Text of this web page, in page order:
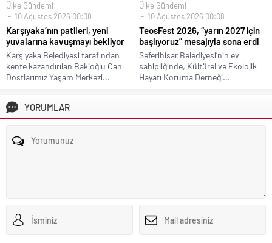
Ülke Gündemi
10 Ağustos 2026 00:08
Karşıyaka’nın patileri, yeni
yuvalarına kavuşmayı bekliyor
Karşıyaka Belediyesi tarafından
kente kazandırılan Bakioğlu Can
Dostlarımız Yaşam Merkezi...
Ülke Gündemi
10 Ağustos 2026 00:08
TeosFest 2026, “yarın 2027 için
başlıyoruz” mesajıyla sona erdi
Seferihisar Belediyesi’nin ev
sahipliğinde, Kültürel ve Ekolojik
Hayatı Koruma Derneği...
YORUMLAR